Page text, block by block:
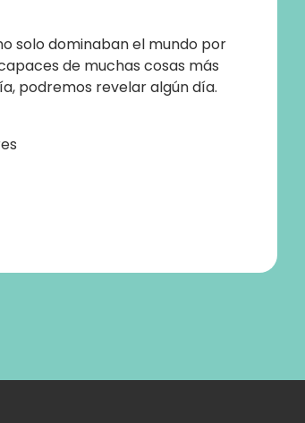
solo dominaban el mundo por
de muchas cosas más
podremos revelar algún día.